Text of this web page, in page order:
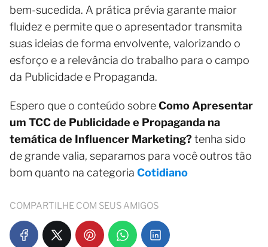
bem-sucedida. A prática prévia garante maior
fluidez e permite que o apresentador transmita
suas ideias de forma envolvente, valorizando o
esforço e a relevância do trabalho para o campo
da Publicidade e Propaganda.
Espero que o conteúdo sobreComo Apresentar
um TCC de Publicidade e Propaganda na
temática de Influencer Marketing?tenha sido
de grande valia, separamos para você outros tão
bom quanto na categoria Cotidiano
COMPARTILHE COM SEUS AMIGOS